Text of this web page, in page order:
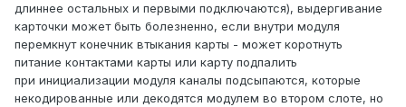
длиннее остальных и первыми подключаются), выдергивание
карточки может быть болезненно, если внутри модуля
перемкнут конечник втыкания карты - может коротнуть
питание контактами карты или карту подпалить
при инициализации модуля каналы подсыпаются, которые
некодированные или декодятся модулем во втором слоте, но